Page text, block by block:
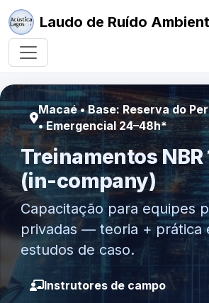
Laudo de Ruído
Macaé • Base: Reserva do
• Emergencial 24–48h*
Treinamentos NBR
(in-company)
Capacitação para equipes
privadas — teoria + prática
estudos de caso.
Instrutores de campo